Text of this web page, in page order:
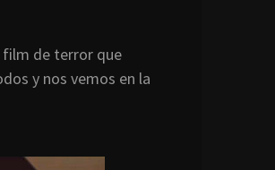
film de terror que
y nos vemos en la